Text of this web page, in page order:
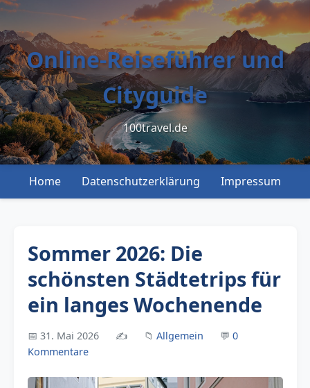
Online-Reiseführer und
Cityguide
100travel.de
Home Datenschutzerklärung Impressum
Sommer 2026: Die
schönsten Städtetrips für
ein langes Wochenende
📅 31. Mai 2026 ✍️ 📁 Allgemein 💬 0
Kommentare